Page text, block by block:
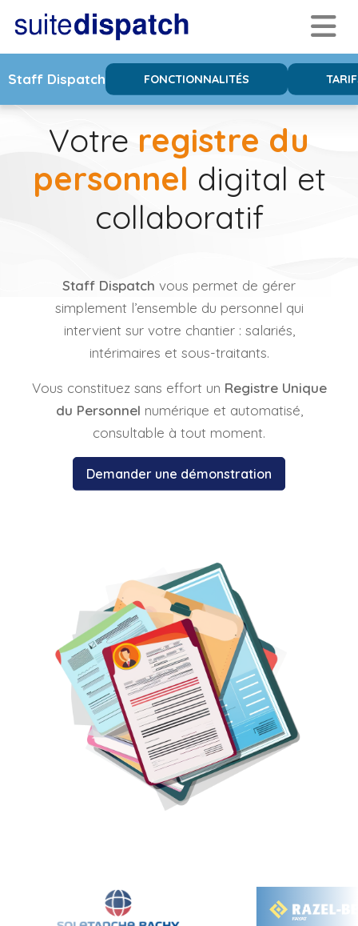
Staff Dispatch FONCTIONNALITÉS
Votre registre du
personnel digital et
collaboratif
Staff Dispatch vous permet de gérer
simplement l’ensemble du personnel qui
intervient sur votre chantier : salariés,
intérimaires et sous-traitants.
Vous constituez sans effort un Registre Unique
du Personnel numérique et automatisé,
consultable à tout moment.
Demander une démonstration